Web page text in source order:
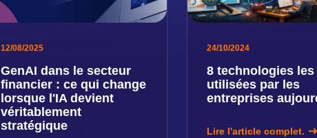
12/08/2025
GenAI dans le secteur
financier : ce qui change
lorsque l'IA devient
véritablement
stratégique
24/10/2024
8 technologies
utilisées par les
entreprises
Lire l'article complet.